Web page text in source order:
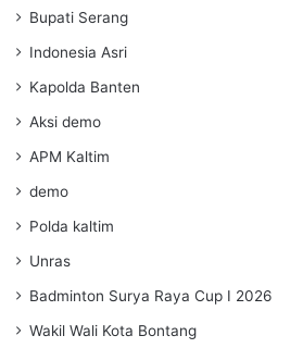
Bupati Serang
Indonesia Asri
Kapolda Banten
Aksi demo
APM Kaltim
demo
Polda kaltim
Unras
Badminton Surya Raya Cup I 2026
Wakil Wali Kota Bontang